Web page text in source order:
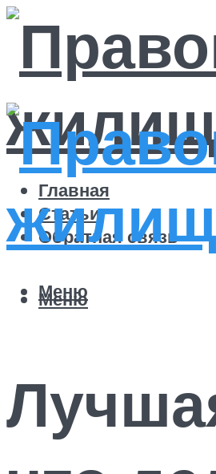
Главная
Статьи
Обратная связь
Меню
Меню